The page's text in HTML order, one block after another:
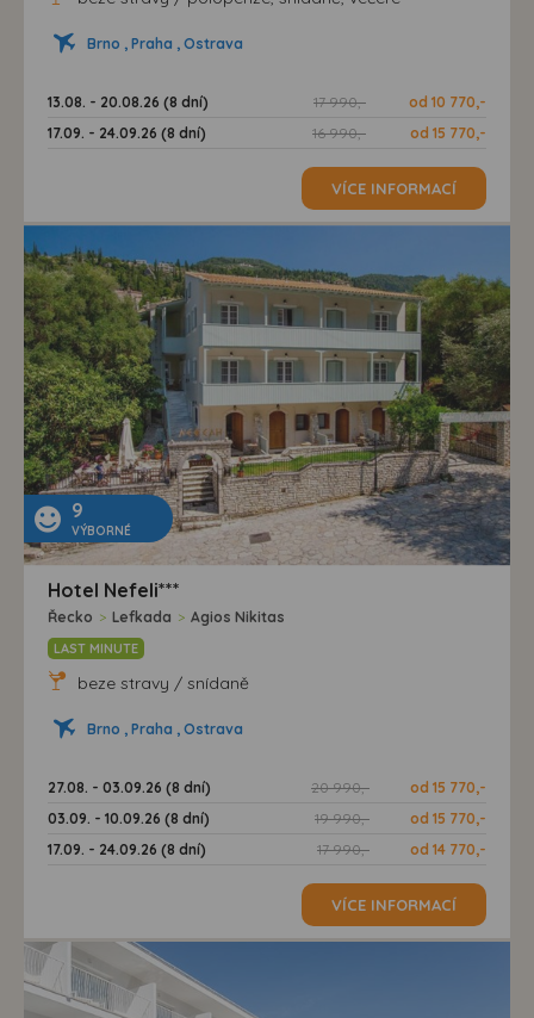
Brno , Praha , Ostrava
13.08. - 20.08.26 (8 dní) 17 990,-
od 10 770,-
17.09. - 24.09.26 (8 dní)
16 990,- od 15 770,-
VÍCE INFORMACÍ
9
VÝBORNÉ
Hotel Nefeli***
Řecko > Lefkada > Agios Nikitas
LAST MINUTE
beze stravy / snídaně
Brno , Praha , Ostrava
27.08. - 03.09.26 (8 dní) 20 990,-
od 15 770,-
03.09. - 10.09.26 (8 dní)
19 990,-
od 15 770,-
17.09. - 24.09.26 (8 dní)
17 990,- od 14 770,-
VÍCE INFORMACÍ